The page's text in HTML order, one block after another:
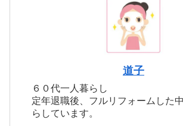
道子
６０代一人暮らし
定年退職後、フルリフォームした
らしています。